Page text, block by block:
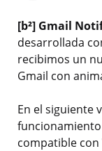
[b²] Gmail
desarrollada
recibimos un
Gmail con
En el siguiente
funcionamiento
compatible con